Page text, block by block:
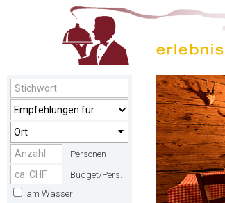
Ort
Personen
Budget/Pers.
am Wasser